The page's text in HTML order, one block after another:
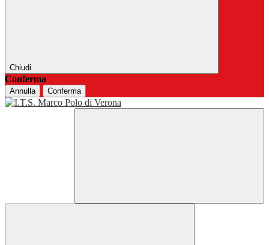
Chiudi
Conferma
Annulla Conferma